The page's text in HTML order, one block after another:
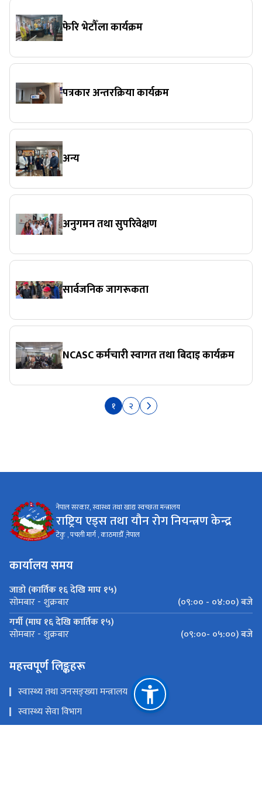
फेरि भेटौँला कार्यक्रम
पत्रकार अन्तरक्रिया कार्यक्रम
अन्य
अनुगमन तथा सुपरिवेक्षण
सार्वजनिक जागरूकता
NCASC कर्मचारी स्वागत तथा बिदाइ कार्यक्रम
१ २
नेपाल सरकार, स्वास्थ्य तथा खाद्य स्वच्छता मन्त्रालय
राष्ट्रिय एड्स तथा यौन रोग नियन्त्रण केन्द्र
टेकु , पचली मार्ग , काठमाडौँ ,नेपाल
कार्यालय समय
जाडो (कार्तिक १६ देखि माघ १५)
सोमबार - शुक्रबार
(०९:०० - ०४:००) बजे
गर्मी (माघ १६ देखि कार्तिक १५)
सोमबार - शुक्रबार (०९:००- ०५:००) बजे
महत्त्वपूर्ण लिङ्कहरू
स्वास्थ्य तथा जनसङ्ख्या मन्त्रालय
स्वास्थ्य सेवा विभाग